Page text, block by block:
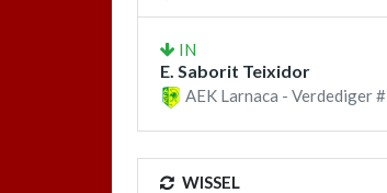
IN
E. Saborit Teixidor
AEK Larnaca - Verdediger #
WISSEL